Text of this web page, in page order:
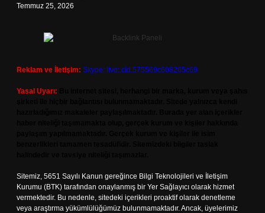
Temmuz 25, 2026
Reklam ve İletişim: Skype: live:.cid.575569c608265c69
Yasal Uyarı:
Sitemiz, 5651 Sayılı Kanun gereğince Bilgi Teknolojileri ve İletişim
Kurumu (BTK) tarafından onaylanmış bir Yer Sağlayıcı olarak hizmet
vermektedir. Bu nedenle, sitedeki içerikleri proaktif olarak denetleme
veya araştırma yükümlülüğümüz bulunmamaktadır. Ancak, üyelerimiz